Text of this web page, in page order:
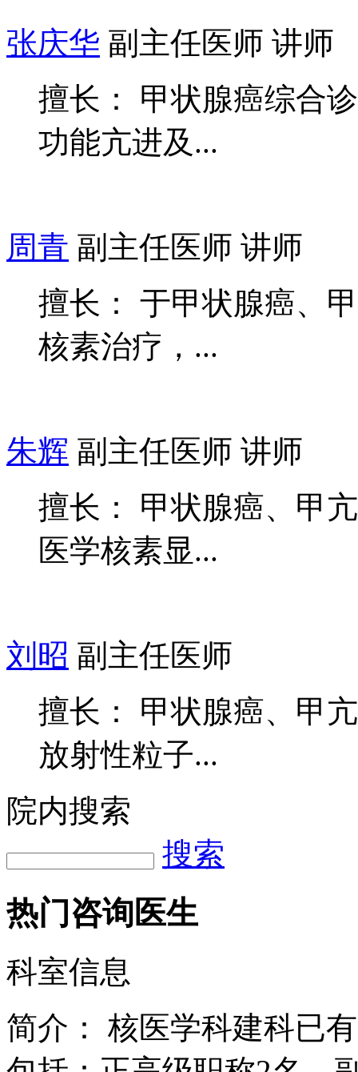
张庆华 副主任医师 讲师
擅长： 甲状腺癌综合
功能亢进及...
周青 副主任医师 讲师
擅长： 于甲状腺癌、
核素治疗，...
朱辉 副主任医师 讲师
擅长： 甲状腺癌、甲
医学核素显...
刘昭 副主任医师
擅长： 甲状腺癌、甲
放射性粒子...
院内搜索
搜索
热门咨询医生
科室信息
简介：
核医学科建科已